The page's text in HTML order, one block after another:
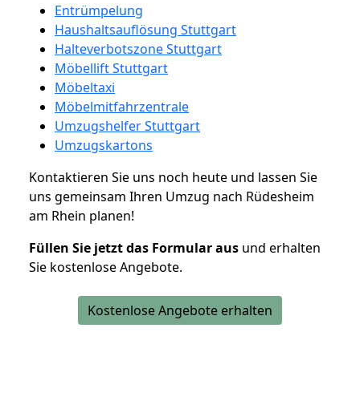
Entrümpelung
Haushaltsauflösung Stuttgart
Halteverbotszone Stuttgart
Möbellift Stuttgart
Möbeltaxi
Möbelmitfahrzentrale
Umzugshelfer Stuttgart
Umzugskartons
Kontaktieren Sie uns noch heute und lassen Sie
uns gemeinsam Ihren Umzug nach Rüdesheim
am Rhein planen!
Füllen Sie jetzt das Formular aus und erhalten
Sie kostenlose Angebote.
Kostenlose Angebote erhalten